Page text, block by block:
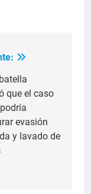
que el caso
evasión
y lavado de